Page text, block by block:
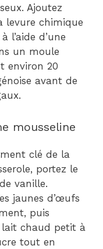
Ajoutez
levure chimique
l’aide d’une
un moule
environ 20
avant de
mousseline
clé de la
portez le
vanille.
jaunes d’œufs
puis
lait chaud petit à
tout en